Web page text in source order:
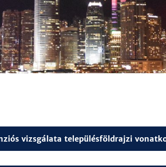
vizsgálata településföldrajzi